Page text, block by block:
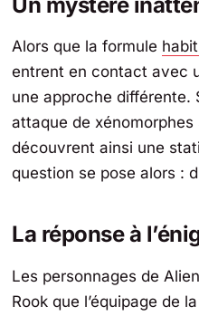
Alors que la formule
entrent en contact avec
une approche différente.
attaque de
découvrent ainsi une
question se pose alors :
La réponse à
Les personnages de
Rook que l’équipage de